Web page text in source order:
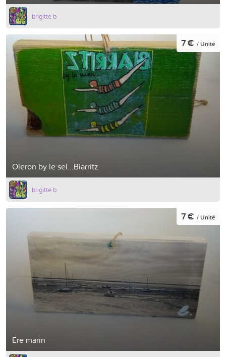
brigitte b
Oleron by le sel...Biarritz
7 € / Unité
brigitte b
Ere marin
7 € / Unité